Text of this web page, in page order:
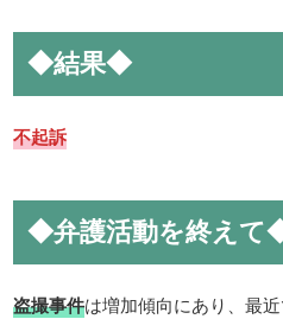
◆結果◆
不起訴
◆弁護活動を終え
盗撮事件は増加傾向にあり、最